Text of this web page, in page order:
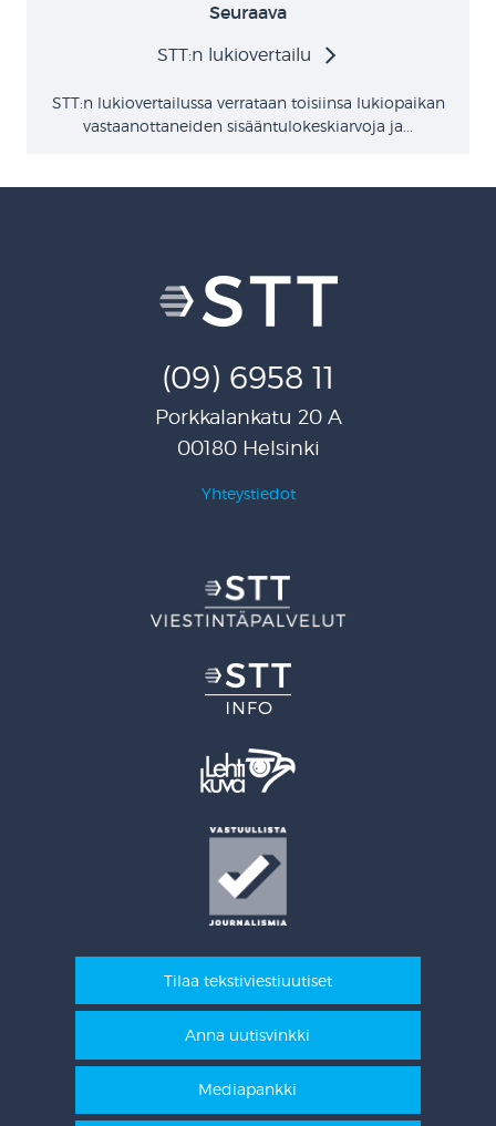
Seuraava
STT:n lukiovertailu
STT:n lukiovertailussa verrataan toisiinsa lukiopaikan
vastaanottaneiden sisääntulokeskiarvoja ja...
(09) 6958 11
Porkkalankatu 20 A
00180 Helsinki
Yhteystiedot
Tilaa tekstiviestiuutiset
Anna uutisvinkki
Mediapankki